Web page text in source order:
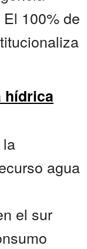
100% de
hídrica
agua
el sur